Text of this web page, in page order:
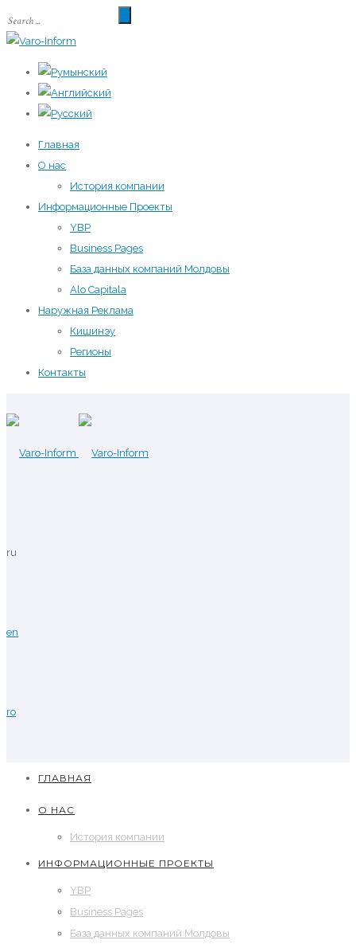
Главная
О нас
История компании
Информационные Проекты
YBP
Business Pages
База данных компаний Молдовы
Alo Capitala
Наружная Реклама
Кишинэу
Регионы
Контакты
ru
en
ro
ГЛАВНАЯ
О НАС
История компании
ИНФОРМАЦИОННЫЕ ПРОЕКТЫ
YBP
Business Pages
База данных компаний Молдовы